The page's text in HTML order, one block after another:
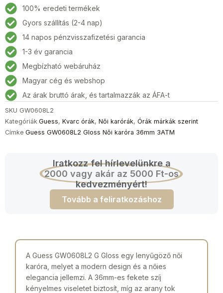
Gloss
Női
karóra
36mm
3ATM
mennyiség
100% eredeti termékek
Gyors szállítás (2-4 nap)
14 napos pénzvisszafizetési garancia
1-3 év garancia
Megbízható webáruház
Magyar cég és webshop
Az árak bruttó árak, és tartalmazzák az ÁFA-t
SKU GW0608L2
Kategóriák Guess, Kvarc órák, Női karórák, Órák márkák szerint
Címke Guess GW0608L2 Gloss Női karóra 36mm 3ATM
Iratkozz fel hírlevelünkre a
2000 vagy akár az 5000 Ft-os
kedvezményért!
Tovább a feliratkozáshoz
A Guess GW0608L2 G Gloss egy lenyűgöző női
karóra, melyet a modern design és a nőies
elegancia jellemzi. A 36mm-es fekete szíj
kényelmes viseletet biztosít, míg az arany tok